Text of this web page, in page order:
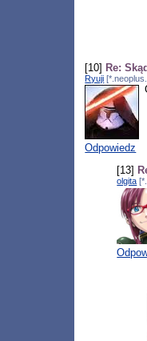
[10] Re:
Ryuji
Odpowiedz
[13]
olgita